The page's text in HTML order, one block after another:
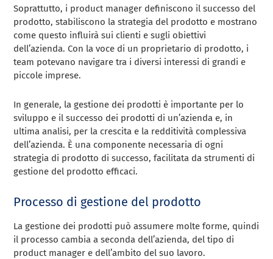
Soprattutto, i product manager definiscono il successo del
prodotto, stabiliscono la strategia del prodotto e mostrano
come questo influirà sui clienti e sugli obiettivi
dell’azienda. Con la voce di un proprietario di prodotto, i
team potevano navigare tra i diversi interessi di grandi e
piccole imprese.
In generale, la gestione dei prodotti è importante per lo
sviluppo e il successo dei prodotti di un’azienda e, in
ultima analisi, per la crescita e la redditività complessiva
dell’azienda. È una componente necessaria di ogni
strategia di prodotto di successo, facilitata da strumenti di
gestione del prodotto efficaci.
Processo di gestione del prodotto
La gestione dei prodotti può assumere molte forme, quindi
il processo cambia a seconda dell’azienda, del tipo di
product manager e dell’ambito del suo lavoro.